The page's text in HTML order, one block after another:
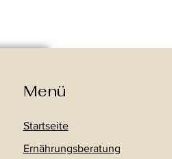
Menü
Startseite
Ernährungsberatung